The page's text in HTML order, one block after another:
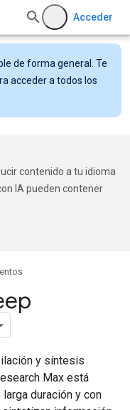
Acceder
de forma general. Te
acceder a todos los
contenido a tu idioma
IA pueden contener
y síntesis
Max está
duración y con